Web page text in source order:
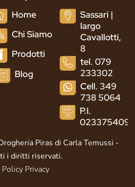
Home
Chi Siamo
Prodotti
Blog
Sassari |
largo
Cavallotti,
8
tel. 079
233302
Cell. 349
738 5064
P.I.
Piras di Carla Temussi -
i diritti riservati.
Policy Privacy